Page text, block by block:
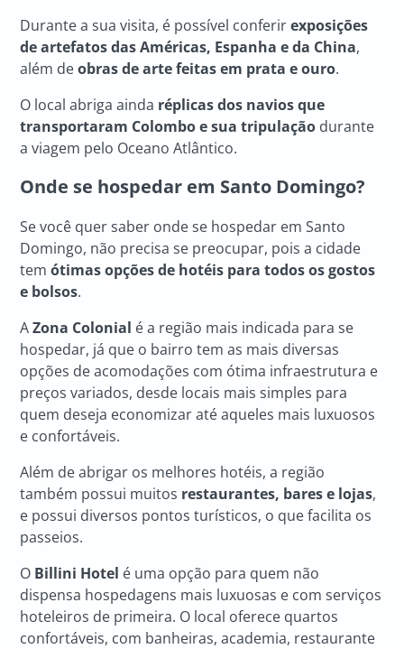
Durante a sua visita, é possível conferirexposições
de artefatos das Américas, Espanha e da China,
além deobras de arte feitas em prata e ouro.
O local abriga ainda réplicas dos navios que
transportaram Colombo e sua tripulação durante
a viagem pelo Oceano Atlântico.
Onde se hospedar em Santo Domingo?
Se você quer saber onde se hospedar em Santo
Domingo, não precisa se preocupar, pois a cidade
temótimas opções de hotéis para todos os gostos
e bolsos.
AZona Colonial é a região mais indicada para se
hospedar, já que o bairro tem as mais diversas
opções de acomodações com ótima infraestrutura e
preços variados, desde locais mais simples para
quem deseja economizar até aqueles mais luxuosos
e confortáveis.
Além de abrigar os melhores hotéis, a região
também possui muitos restaurantes, bares e lojas,
e possui diversos pontos turísticos, o que facilita os
passeios.
O Billini Hotel é uma opção para quem não
dispensa hospedagens mais luxuosas e com serviços
hoteleiros de primeira. O local oferece quartos
confortáveis, com banheiras, academia, restaurante